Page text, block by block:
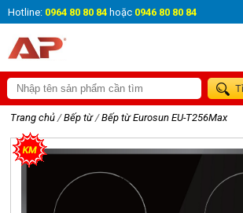
Hotline: 0964 80 80 84 hoặc 0946 80 80 84
Trang chủ / Bếp từ / Bếp từ Eurosun EU-T256Max